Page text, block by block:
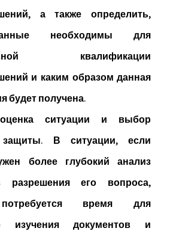
а также определить,
необходимы для
квалификации
и каким образом данная
будет получена.
оценка ситуации и выбор
защиты. В ситуации, если
более глубокий анализ
разрешения его вопроса,
время для
изучения документов и